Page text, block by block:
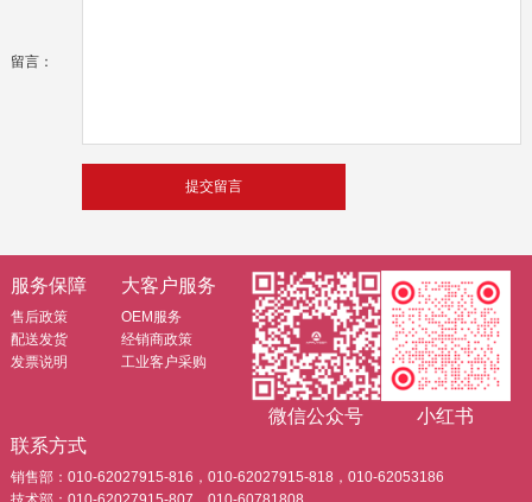
留言：
服务保障
售后政策
配送发货
发票说明
大客户服务
OEM服务
经销商政策
工业客户采购
微信公众号
小红书
联系方式
销售部：010-62027915-816，010-62027915-818，010-62053186